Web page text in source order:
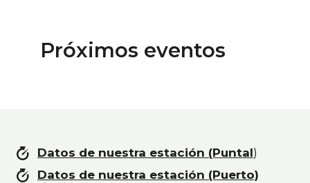
Próximos eventos
Datos de nuestra estación (Puntal)
Datos de nuestra estación (Puerto)